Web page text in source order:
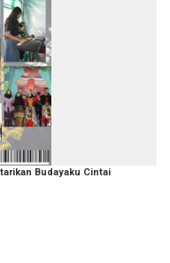
Budayaku Cintai